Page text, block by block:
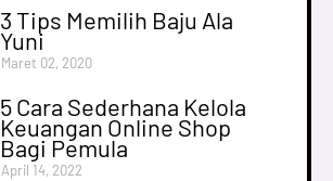
3 Tips Memilih Baju Ala
Yuni
Maret 02, 2020
5 Cara Sederhana Kelola
Keuangan Online Shop
Bagi Pemula
April 14, 2022